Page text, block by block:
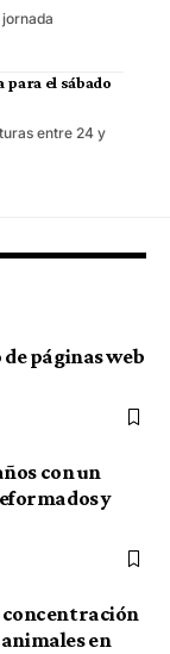
para el sábado
entre 24 y
páginas web
con un
y
concentración
en